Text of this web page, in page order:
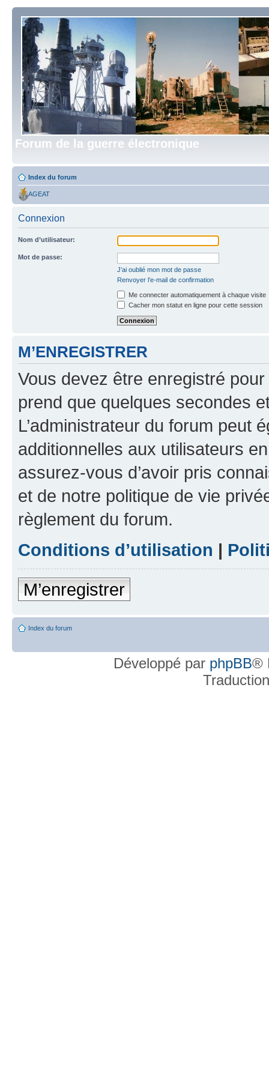
Forum de la guerre électronique
Index du forum
AGEAT
Connexion
Nom d’utilisateur:
Mot de passe:
J’ai oublié mon mot de passe
Renvoyer l’e-mail de confirmation
Me connecter automatiquement à chaque visite
Cacher mon statut en ligne pour cette session
M’ENREGISTRER
Vous devez être enregistré
prend que quelques secondes
L’administrateur du forum peut
additionnelles aux utilisateurs
assurez-vous d’avoir pris
et de notre politique de vie
règlement du forum.
Conditions d’utilisation |
M’enregistrer
Index du forum
Développé par phpBB®